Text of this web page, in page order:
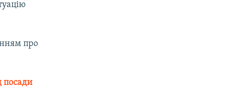
про
посади